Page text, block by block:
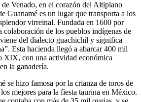
Venado, en el corazón del Altiplano
Guanamé es un lugar que transporta a los
virreinal. Fundada en 1600 por
colaboración de los pueblos indígenas de
del dialecto guachichil y significa
Esta hacienda llegó a abarcar 400 mil
XIX, con una actividad económica
la ganadería.
se hizo famosa por la crianza de toros de
mejores para la fiesta taurina en México.